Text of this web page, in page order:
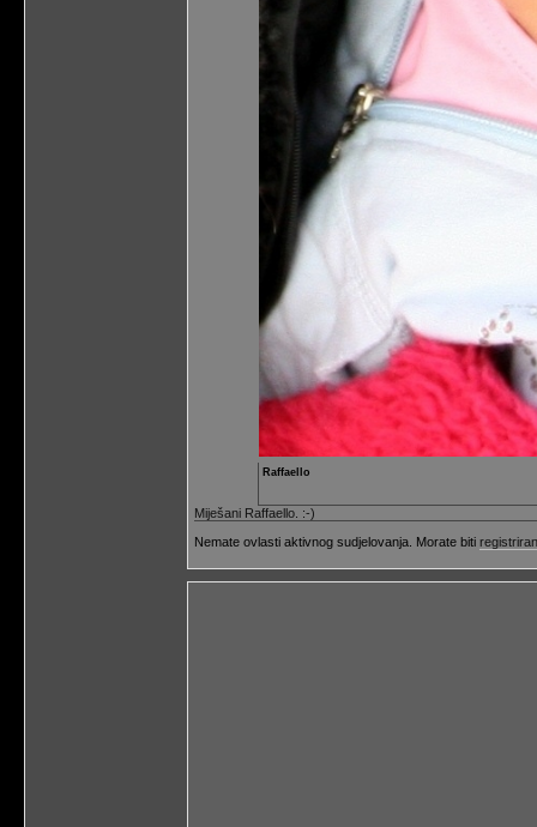
Raffaello
Miješani Raffaello. :-)
Nemate ovlasti aktivnog sudjelovanja. Morate biti